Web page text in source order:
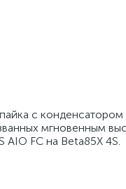
с
мгновенным
FC на Beta85X 4S.